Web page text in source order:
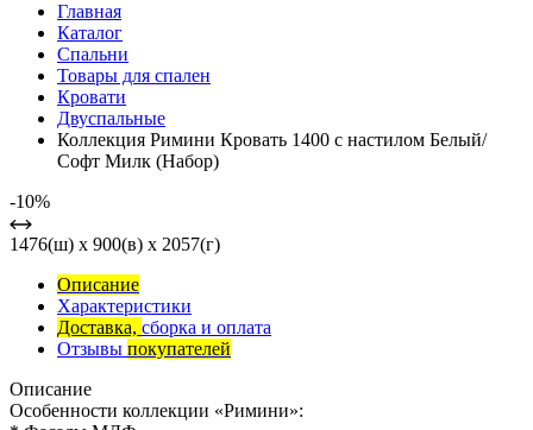
Главная
Каталог
Спальни
Товары для спален
Кровати
Двуспальные
Коллекция Римини Кровать 1400 с настилом Белый/
Софт Милк (Набор)
-10%
1476(ш) x 900(в) x 2057(г)
Описание
Характеристики
Доставка, сборка и оплата
Отзывы покупателей
Описание
Особенности коллекции «Римини»: